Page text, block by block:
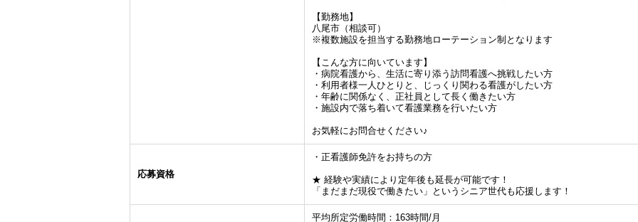
【勤務地】
八尾市（相談可）
※複数施設を担当する勤務地ローテーション制となります
【こんな方に向いています】
・病院看護から、生活に寄り添う訪問看護へ挑戦したい方
・利用者様一人ひとりと、じっくり関わる看護がしたい方
・年齢に関係なく、正社員として長く働きたい方
・施設内で落ち着いて看護業務を行いたい方
お気軽にお問合せください♪
応募資格
・正看護師免許をお持ちの方
★ 経験や実績により定年後も延長が可能です！
「まだまだ現役で働きたい」というシニア世代も応援します！
平均所定労働時間：163時間/月